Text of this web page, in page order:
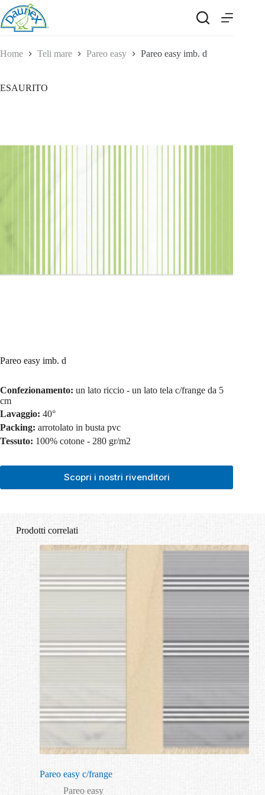
Salta
al
contenuto
Home Teli mare Pareo easy Pareo easy imb. d
ESAURITO
Pareo easy imb. d
Confezionamento: un lato riccio - un lato tela c/frange da 5
cm
Lavaggio: 40°
Packing: arrotolato in busta pvc
Tessuto: 100% cotone - 280 gr/m2
Scopri i nostri rivenditori
Prodotti correlati
Pareo easy c/frange
Pareo easy